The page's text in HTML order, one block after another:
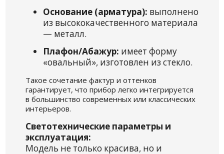
Основание (арматура): выполнено
из высококачественного материала
— металл.
Плафон/Абажур: имеет форму
«овальный», изготовлен из стекло.
Такое сочетание фактур и оттенков
гарантирует, что прибор легко интегрируется
в большинство современных или классических
интерьеров.
Светотехнические параметры и
эксплуатация:
Модель не только красива, но и